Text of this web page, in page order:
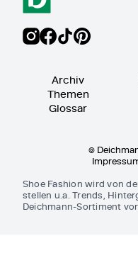
Archiv
Themen
Glossar
©
Shoe Fashion wird von
stellen u.a. Trends,
Deichmann-Sortiment